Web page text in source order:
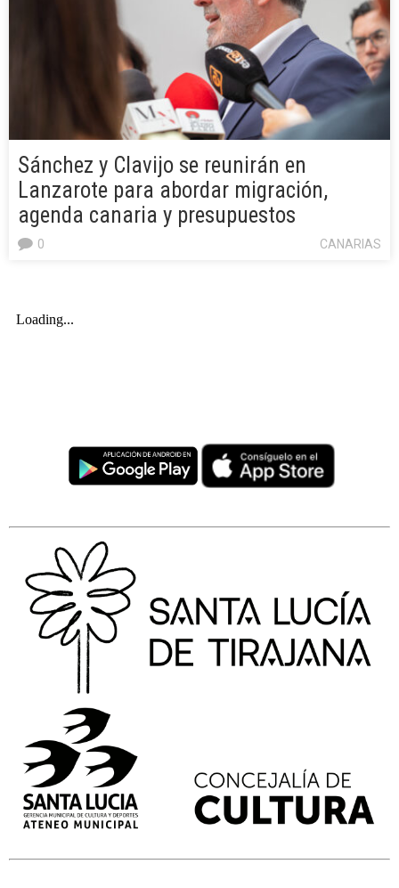
Sánchez y Clavijo se reunirán en
Lanzarote para abordar migración,
agenda canaria y presupuestos
CANARIAS
0